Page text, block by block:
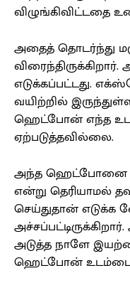
விழுங்கிவிட்டதை
அதைத் தொடர்ந்து
எடுக்கப்பட்டது.
வயிற்றில்
ஹெட்போன் எந்த
ஏற்படுத்தவில்லை.
அந்த ஹெட்போனை
என்று தெரியாமல்
செய்துதான்
அடுத்த நாளே
ஹெட்போன்